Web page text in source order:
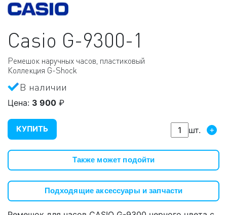
Casio G-9300-1
Ремешок наручных часов, пластиковый
Коллекция G-Shock
В наличии
Цена: 3 900 ₽
КУПИТЬ шт. +
Также может подойти
Подходящие аксессуары и запчасти